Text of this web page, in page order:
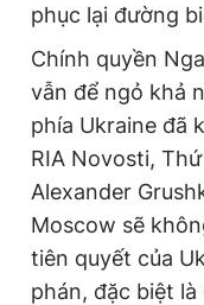
phục lại đường
Chính quyền
vẫn để ngỏ khả
phía Ukraine đã
RIA Novosti,
Alexander
Moscow sẽ
tiên quyết của
phán, đặc biệt